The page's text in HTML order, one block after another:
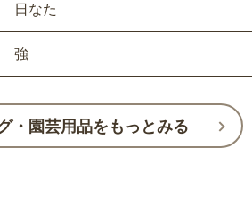
日なた
強
・園芸用品をもっとみる